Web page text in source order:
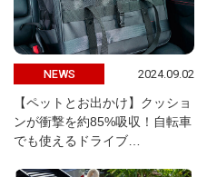
NEWS 2024.09.02
【ペットとお出かけ】クッショ
ンが衝撃を約85%吸収！自転車
でも使えるドライブ…